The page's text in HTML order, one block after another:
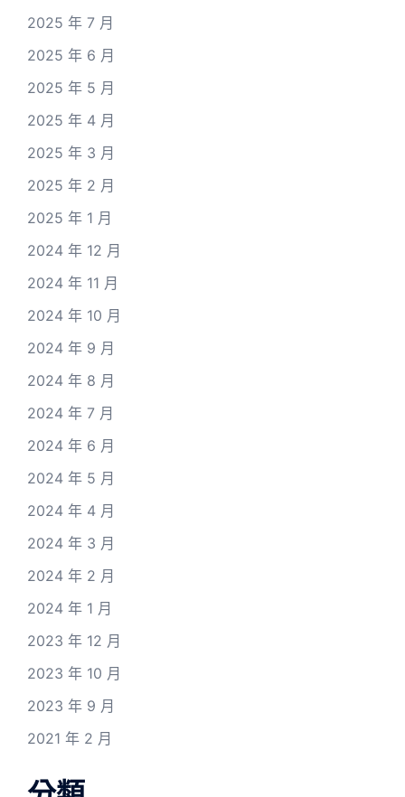
2025 年 7 月
2025 年 6 月
2025 年 5 月
2025 年 4 月
2025 年 3 月
2025 年 2 月
2025 年 1 月
2024 年 12 月
2024 年 11 月
2024 年 10 月
2024 年 9 月
2024 年 8 月
2024 年 7 月
2024 年 6 月
2024 年 5 月
2024 年 4 月
2024 年 3 月
2024 年 2 月
2024 年 1 月
2023 年 12 月
2023 年 10 月
2023 年 9 月
2021 年 2 月